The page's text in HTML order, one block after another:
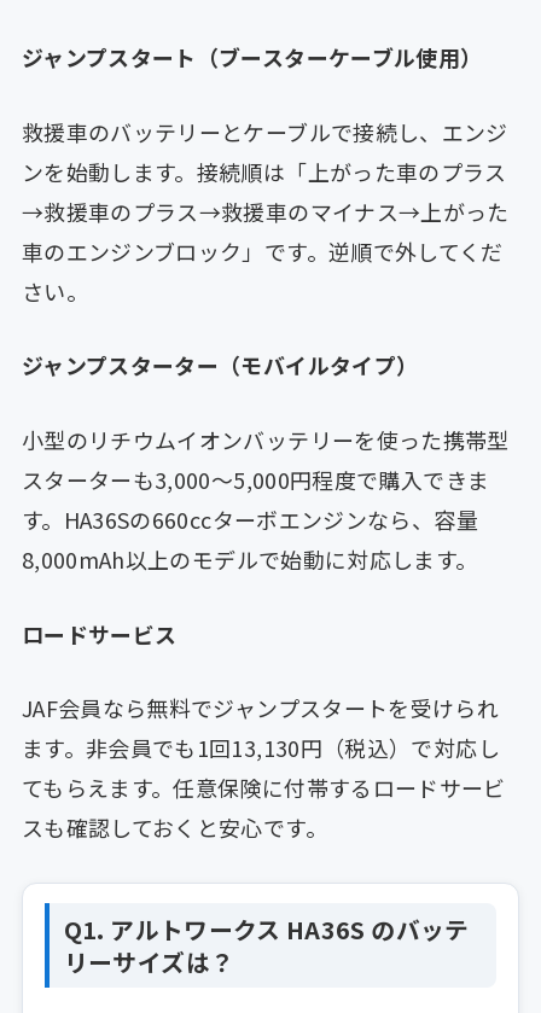
ジャンプスタート（ブースターケーブル使用）
救援車のバッテリーとケーブルで接続し、エンジ
ンを始動します。接続順は「上がった車のプラス
→救援車のプラス→救援車のマイナス→上がった
車のエンジンブロック」です。逆順で外してくだ
さい。
ジャンプスターター（モバイルタイプ）
小型のリチウムイオンバッテリーを使った携帯型
スターターも3,000〜5,000円程度で購入できま
す。HA36Sの660ccターボエンジンなら、容量
8,000mAh以上のモデルで始動に対応します。
ロードサービス
JAF会員なら無料でジャンプスタートを受けられ
ます。非会員でも1回13,130円（税込）で対応し
てもらえます。任意保険に付帯するロードサービ
スも確認しておくと安心です。
Q1. アルトワークス HA36S のバッテ
リーサイズは？